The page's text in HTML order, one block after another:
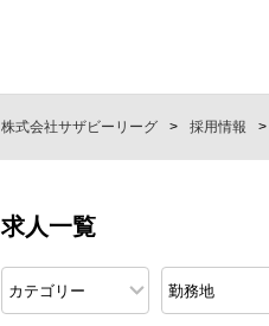
株式会社サザビーリーグ 採用情報
求人一覧